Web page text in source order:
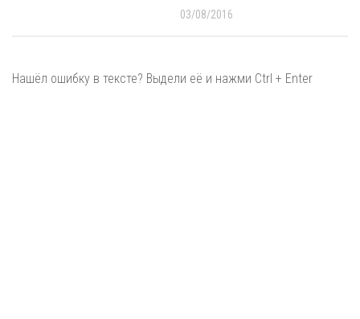
03/08/2016
Нашёл ошибку в тексте? Выдели её и нажми Ctrl + Enter